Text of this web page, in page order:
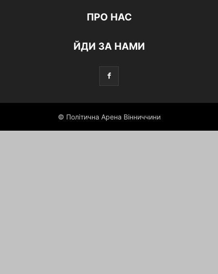
ПРО НАС
ЙДИ ЗА НАМИ
© Політична Арена Вінниччини